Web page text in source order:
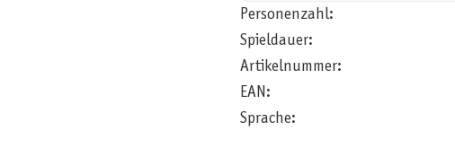
Personenzahl:
Spieldauer:
Artikelnummer:
EAN:
Sprache: